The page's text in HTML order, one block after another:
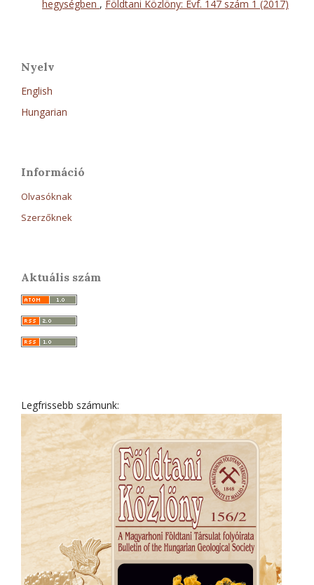
hegységben , Földtani Közlöny: Évf. 147 szám 1 (2017)
Nyelv
English
Hungarian
Információ
Olvasóknak
Szerzőknek
Aktuális szám
Legfrissebb számunk: